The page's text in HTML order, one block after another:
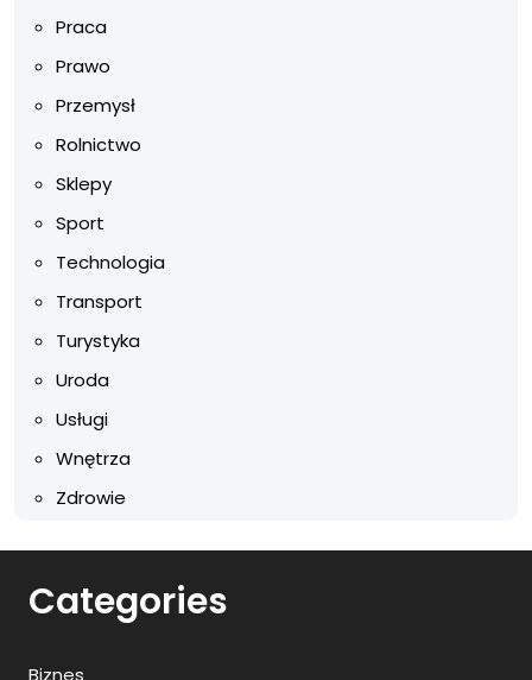
Praca
Prawo
Przemysł
Rolnictwo
Sklepy
Sport
Technologia
Transport
Turystyka
Uroda
Usługi
Wnętrza
Zdrowie
Categories
Biznes